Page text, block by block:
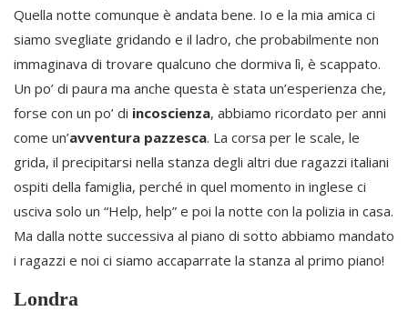
Quella notte comunque è andata bene. Io e la mia amica ci
siamo svegliate gridando e il ladro, che probabilmente non
immaginava di trovare qualcuno che dormiva lì, è scappato.
Un po’ di paura ma anche questa è stata un’esperienza che,
forse con un po’ di incoscienza, abbiamo ricordato per anni
come un’avventura pazzesca. La corsa per le scale, le
grida, il precipitarsi nella stanza degli altri due ragazzi italiani
ospiti della famiglia, perché in quel momento in inglese ci
usciva solo un “Help, help” e poi la notte con la polizia in casa.
Ma dalla notte successiva al piano di sotto abbiamo mandato
i ragazzi e noi ci siamo accaparrate la stanza al primo piano!
Londra